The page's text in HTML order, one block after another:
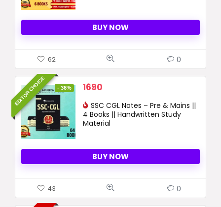
BUY NOW
62 0
EDITOR CHOICE - 36%
Original
was:
2650 ₹.
1690
is:
1690 ₹.
SSC CGL Notes – Pre & Mains ||
4 Books || Handwritten Study
Material
BUY NOW
43 0